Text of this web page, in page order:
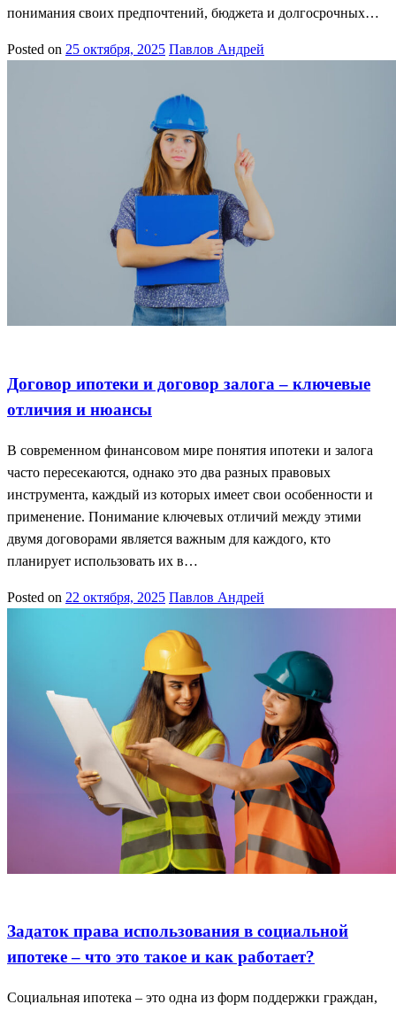
понимания своих предпочтений, бюджета и долгосрочных…
Posted on 25 октября, 2025 Павлов Андрей
Договор ипотеки и договор залога – ключевые
отличия и нюансы
В современном финансовом мире понятия ипотеки и залога
часто пересекаются, однако это два разных правовых
инструмента, каждый из которых имеет свои особенности и
применение. Понимание ключевых отличий между этими
двумя договорами является важным для каждого, кто
планирует использовать их в…
Posted on 22 октября, 2025 Павлов Андрей
Задаток права использования в социальной
ипотеке – что это такое и как работает?
Социальная ипотека – это одна из форм поддержки граждан,